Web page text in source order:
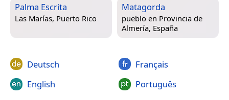
Palma Escrita
Las Marías, Puerto Rico
Matagorda
pueblo en Provincia de
Almería, España
Deutsch
English
Français
Português